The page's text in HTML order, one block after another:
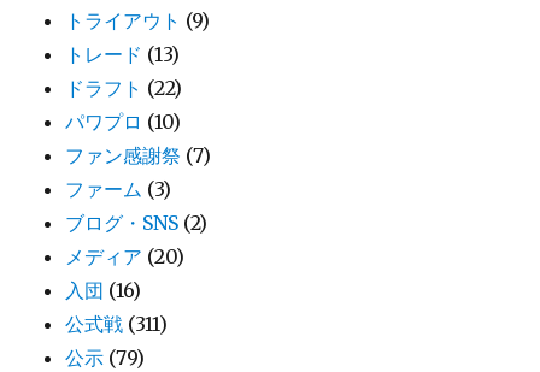
トライアウト (9)
トレード (13)
ドラフト (22)
パワプロ (10)
ファン感謝祭 (7)
ファーム (3)
ブログ・SNS (2)
メディア (20)
入団 (16)
公式戦 (311)
公示 (79)